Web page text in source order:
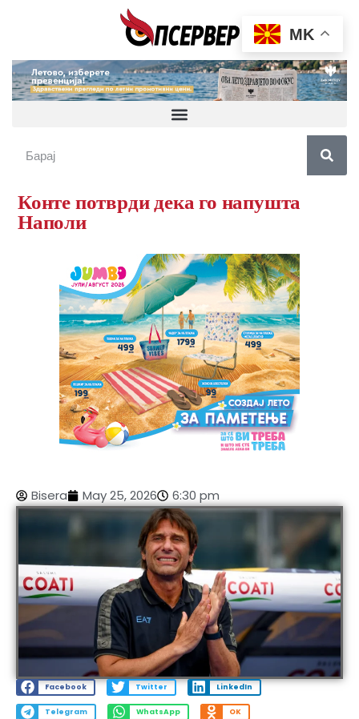
Конте потврди дека го напушта
Наполи
Bisera May 25, 2026 6:30 pm
Facebook Twitter LinkedIn
Telegram WhatsApp OK
MK